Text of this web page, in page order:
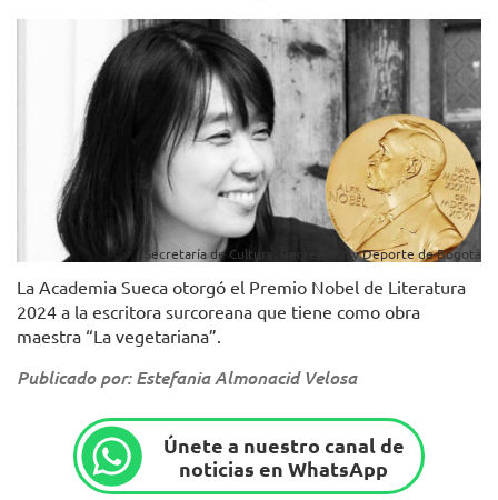
Secretaría de Cultura, Recreación y Deporte de Bogotá
La Academia Sueca otorgó el Premio Nobel de Literatura
2024 a la escritora surcoreana que tiene como obra
maestra “La vegetariana”.
Publicado por: Estefania Almonacid Velosa
Únete a nuestro canal de
noticias en WhatsApp